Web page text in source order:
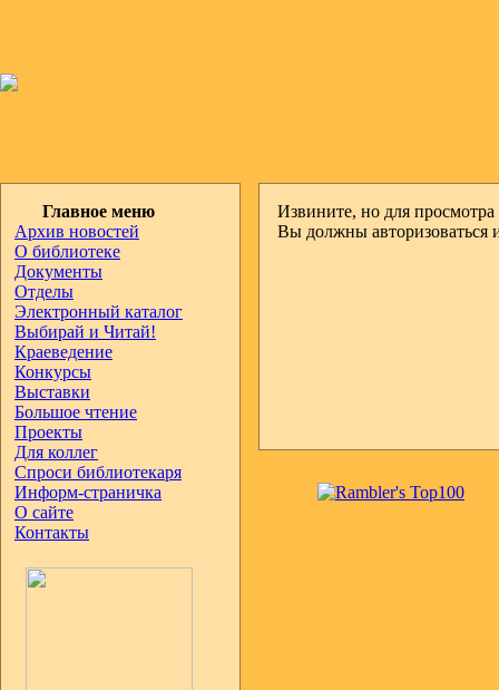
Главное меню
Архив новостей
О библиотеке
Документы
Отделы
Электронный каталог
Выбирай и Читай!
Краеведение
Конкурсы
Выставки
Большое чтение
Проекты
Для коллег
Спроси библиотекаря
Информ-страничка
О сайте
Контакты
Извините, но для
Вы должны авторизоваться